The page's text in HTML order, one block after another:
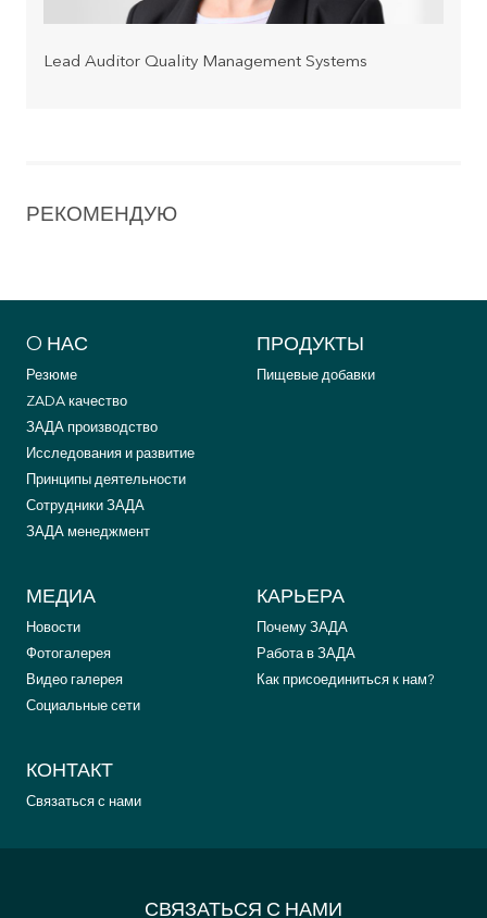
Lead Auditor Quality Management Systems
РЕКОМЕНДУЮ
O НАС
Резюме
ZADA качество
ЗАДА производство
Исследования и развитие
Принципы деятельности
Сотрудники ЗАДА
ЗАДА менеджмент
ПРОДУКТЫ
Пищевые добавки
МЕДИА
Новости
Фотогалерея
Видео галерея
Социальные сети
КАРЬЕРА
Почему ЗАДА
Работа в ЗАДА
Как присоединиться к нам?
КОНТАКТ
Связаться с нами
СВЯЗАТЬСЯ С НАМИ